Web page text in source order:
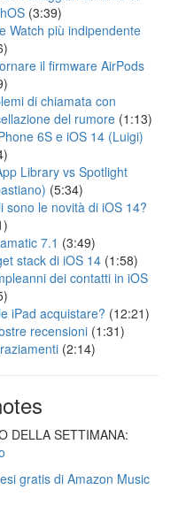
(3:39)
Watch più indipendente
il firmware AirPods
di chiamata con
del rumore (1:13)
6S e iOS 14 (Luigi)
Library vs Spotlight
(5:34)
sono le novità di iOS 14?
7.1 (3:49)
stack di iOS 14 (1:58)
dei contatti in iOS
iPad acquistare? (12:21)
recensioni (1:31)
(2:14)
DELLA SETTIMANA:
gratis di Amazon Music